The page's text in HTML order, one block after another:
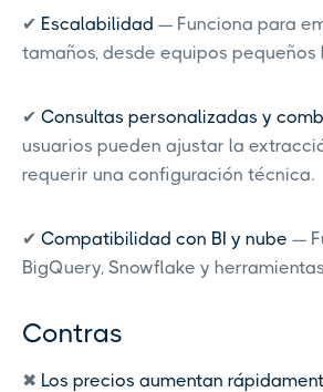
✔ Escalabilidad — Funciona para
tamaños, desde equipos pequeños
✔ Consultas personalizadas y
usuarios pueden ajustar la
requerir una configuración técnica.
✔ Compatibilidad con BI y nube —
BigQuery, Snowflake y
Contras
✖ Los precios aumentan